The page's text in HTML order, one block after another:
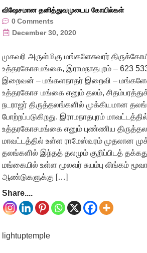
விஷேசமான தனித்துவமுடைய கோயில்கள்
0Comments
December 30, 2020
முகவரி அருள்மிகு மங்களேசுவரர்
உத்தரகோசமங்கை, இராமநாதபுரம் – 623
இறைவன் – மங்களநாதர் இறைவி –
உத்தரகோச மங்கை எனும் தலம்,
நடராஜர் திருத்தலங்களில் முக்கியமான
போற்றப்படுகிறது. இராமநாதபுரம்
உத்தரகோசமங்கை எனும் புண்ணிய
மாவட்டத்தில் உள்ள ராமேஸ்வரம் முதலான
தலங்களில் இந்தத் தலமும் குறிப்பிடத்
மங்கையில் உள்ள மூலவர் சுயம்பு லிங்கம்
ஆண்டுகளுக்கு […]
Share....
lightuptemple